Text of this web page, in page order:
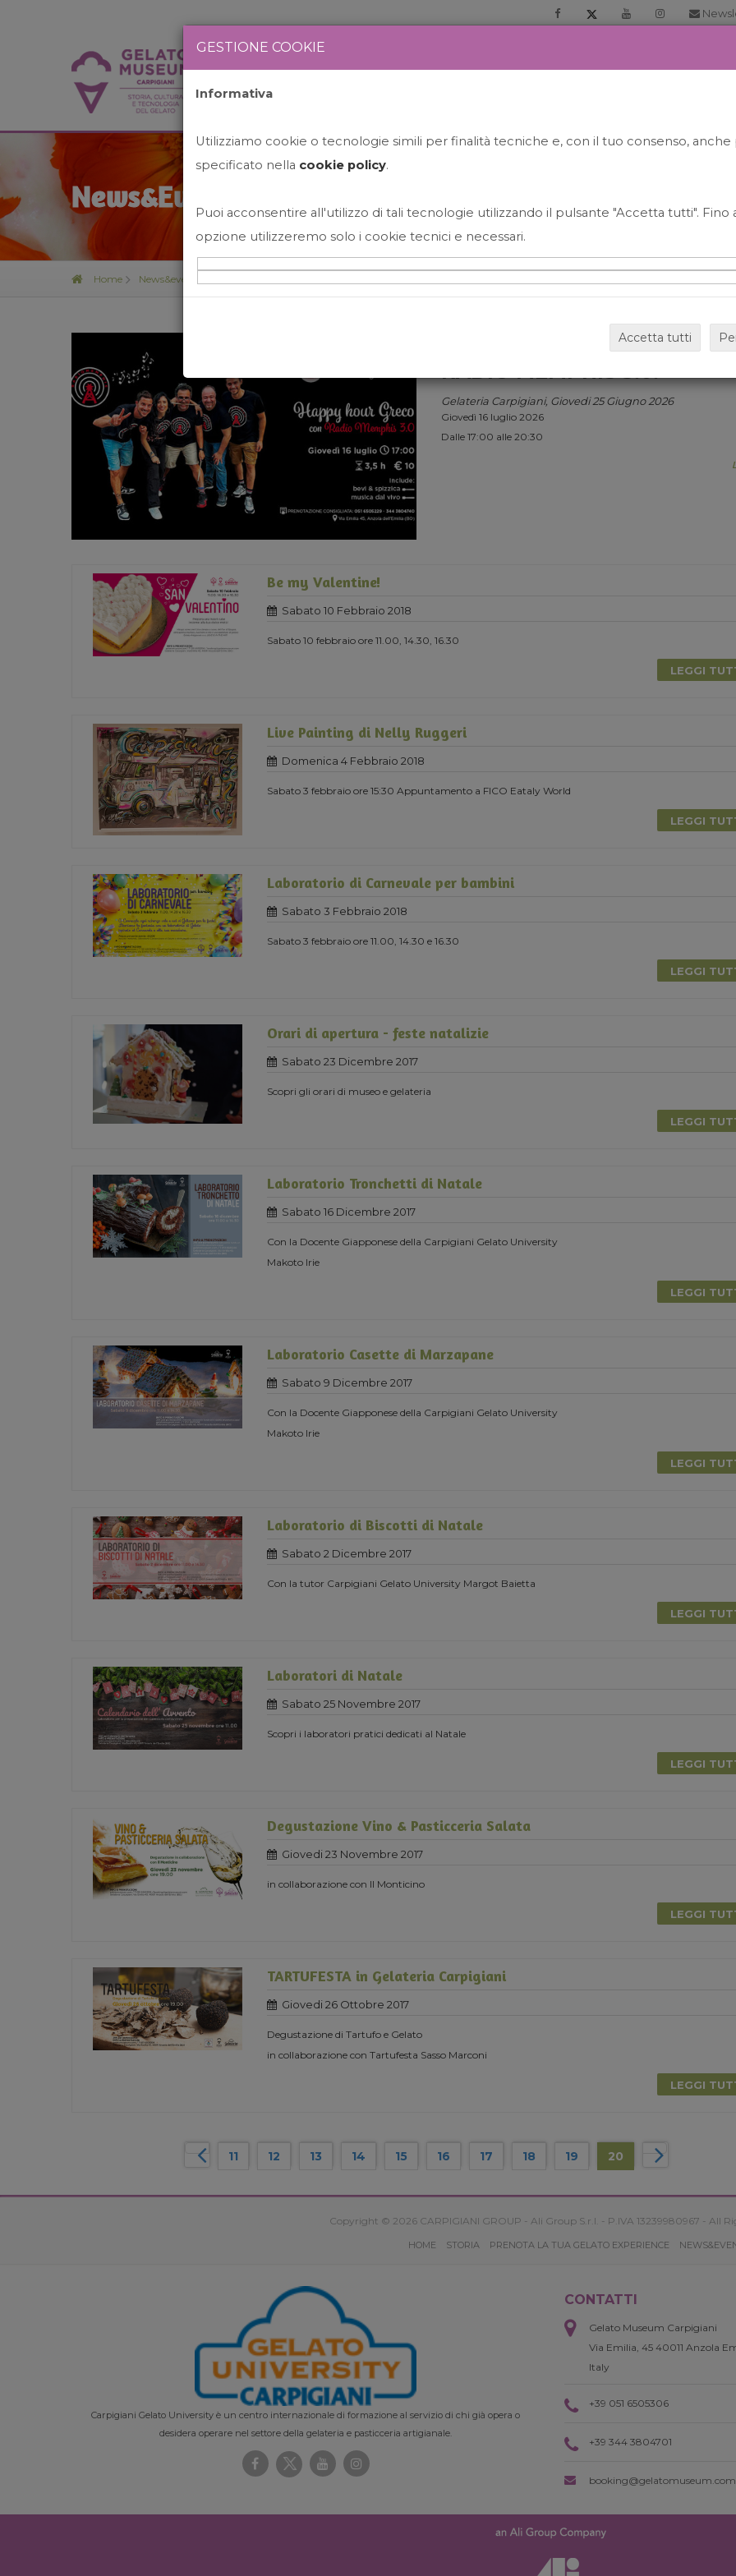
News&Events
Home News&events
HAPPY HOUR GRECO CON
RADIO MEMPHIS 3.0.
Gelateria Carpigiani, Giovedi 25 Giugno 2026
Giovedì 16 luglio 2026
Dalle 17:00 alle 20:30
Be my Valentine!
Sabato 10 Febbraio 2018
Sabato 10 febbraio ore 11.00, 14.30, 16.30
LEGGI
Live Painting di Nelly Ruggeri
Domenica 4 Febbraio 2018
Sabato 3 febbraio ore 15:30 Appuntamento a FICO Eataly World
LEGGI
Laboratorio di Carnevale per bambini
Sabato 3 Febbraio 2018
Sabato 3 febbraio ore 11.00, 14.30 e 16.30
LEGGI
Orari di apertura - feste natalizie
Sabato 23 Dicembre 2017
Scopri gli orari di museo e gelateria
LEGGI
Laboratorio Tronchetti di Natale
Sabato 16 Dicembre 2017
Con la Docente Giapponese della Carpigiani Gelato University
Makoto Irie
LEGGI
Laboratorio Casette di Marzapane
Sabato 9 Dicembre 2017
Con la Docente Giapponese della Carpigiani Gelato University
Makoto Irie
LEGGI
Laboratorio di Biscotti di Natale
Sabato 2 Dicembre 2017
Con la tutor Carpigiani Gelato University Margot Baietta
LEGGI
Laboratori di Natale
Sabato 25 Novembre 2017
Scopri i laboratori pratici dedicati al Natale
LEGGI
Degustazione Vino & Pasticceria Salata
Giovedi 23 Novembre 2017
in collaborazione con Il Monticino
LEGGI
TARTUFESTA in Gelateria Carpigiani
Giovedi 26 Ottobre 2017
Degustazione di Tartufo e Gelato
in collaborazione con Tartufesta Sasso Marconi
LEGGI
11 12 13 14 15 16 17 18 19 20
Copyright © 2026 CARPIGIANI GROUP - Ali Group S.r.l. - P.IVA 13239980967 - All
HOME STORIA PRENOTA LA TUA GELATO EXPERIENCE
Carpigiani Gelato University è un centro internazionale di formazione al servizio di chi già opera o
desidera operare nel settore della gelateria e pasticceria artigianale.
CONTATTI
Gelato Museum Carpigiani
Via Emilia, 45 40011 Anzola
Italy
+39 051 6505306
+39 344 3804701
booking@gelatomuseum.com
GESTIONE COOKIE
Informativa
Utilizziamo cookie o tecnologie simili per finalità tecniche e, con il tuo consenso,
specificato nella cookie policy.
Puoi acconsentire all'utilizzo di tali tecnologie utilizzando il pulsante "Accetta tutti". Fino
opzione utilizzeremo solo i cookie tecnici e necessari.
Accetta tutti